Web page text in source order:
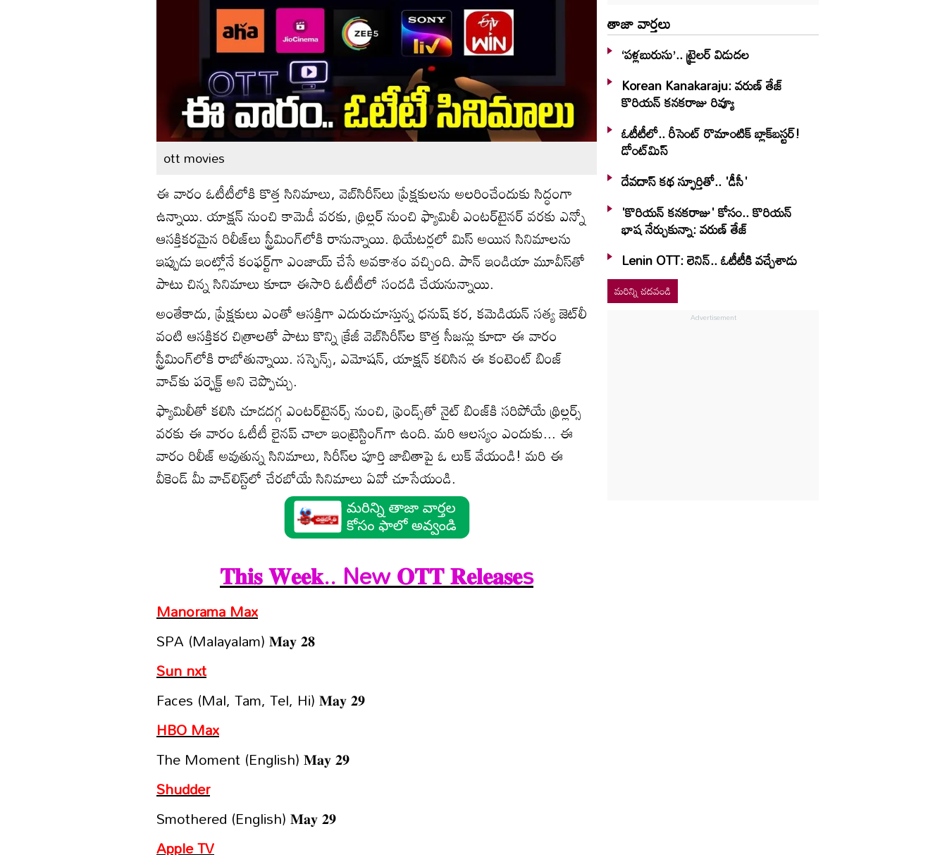
ott movies
ఈ వారం ఓటీటీలోకి కొత్త సినిమాలు, వెబ్‌సిరీస్‌లు ప్రేక్షకులను అలరించేందుకు సిద్ధంగా
ఉన్నాయి. యాక్షన్ నుంచి కామెడీ వరకు, థ్రిల్లర్ నుంచి ఫ్యామిలీ ఎంటర్‌టైనర్ వరకు ఎన్నో
ఆసక్తికరమైన రిలీజ్‌లు స్ట్రీమింగ్‌లోకి రానున్నాయి. థియేటర్లలో మిస్ అయిన సినిమాలను
ఇప్పుడు ఇంట్లోనే కంఫర్ట్‌గా ఎంజాయ్ చేసే అవకాశం వచ్చింది. పాన్ ఇండియా మూవీస్‌తో
పాటు చిన్న సినిమాలు కూడా ఈసారి ఓటీటీలో సందడి చేయనున్నాయి.
అంతేకాదు, ప్రేక్షకులు ఎంతో ఆసక్తిగా ఎదురుచూస్తున్న ధ‌నుష్ క‌ర‌, క‌మెడియ‌న్ స‌త్య జెట్‌లీ
వంటి ఆస‌క్తిక‌ర చిత్రాల‌తో పాటు కొన్ని క్రేజీ వెబ్‌సిరీస్‌ల కొత్త సీజన్లు కూడా ఈ వారం
స్ట్రీమింగ్‌లోకి రాబోతున్నాయి. సస్పెన్స్, ఎమోషన్, యాక్షన్ కలిసిన ఈ కంటెంట్ బింజ్
వాచ్‌కు పర్ఫెక్ట్ అని చెప్పొచ్చు.
ఫ్యామిలీతో కలిసి చూడదగ్గ ఎంటర్‌టైనర్స్ నుంచి, ఫ్రెండ్స్‌తో నైట్ బింజ్‌కి సరిపోయే థ్రిల్లర్స్
వరకు ఈ వారం ఓటీటీ లైనప్ చాలా ఇంట్రెస్టింగ్‌గా ఉంది. మరి ఆలస్యం ఎందుకు... ఈ
వారం రిలీజ్ అవుతున్న సినిమాలు, సిరీస్‌ల పూర్తి జాబితాపై ఓ లుక్ వేయండి! మరి ఈ
వీకెండ్ మీ వాచ్‌లిస్ట్‌లో చేరబోయే సినిమాలు ఏవో చూసేయండి.
𝐓𝐡𝐢𝐬 𝐖𝐞𝐞𝐤.. New 𝐎𝐓𝐓 𝐑𝐞𝐥𝐞𝐚𝐬𝐞s
Manorama Max
SPA (Malayalam) 𝐌𝐚𝐲 𝟐𝟖
Sun nxt
Faces (Mal, Tam, Tel, Hi) 𝐌𝐚𝐲 𝟐𝟗
HBO Max
The Moment (English) 𝐌𝐚𝐲 𝟐𝟗
Shudder
Smothered (English) 𝐌𝐚𝐲 𝟐𝟗
Apple TV
తాజా వార్తలు
‘పళ్లబురుసు’.. ట్రైలర్ విడుదల
Korean Kanakaraju: వరుణ్ తేజ్
కొరియన్‌ కనకరాజు రివ్యూ
ఓటీటీలో.. రీసెంట్ రొమాంటిక్‌ బ్లాక్‌బ‌స్ట‌ర్‌!
డోంట్‌మిస్‌
దేవదాస్ కథ స్ఫూర్తితో.. 'డీసీ'
'కొరియన్ కనకరాజు' కోసం.. కొరియన్
భాష నేర్చుకున్నా: వరుణ్ తేజ్
Lenin OTT: లెనిన్.. ఓటీటీకి వ‌చ్చేశాడు
మరిన్ని చదవండి